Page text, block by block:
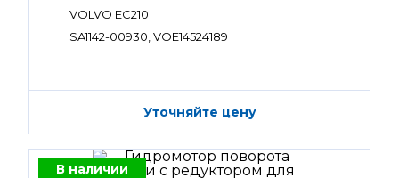
VOLVO EC210
SA1142-00930, VOE14524189
Уточняйте цену
В наличии